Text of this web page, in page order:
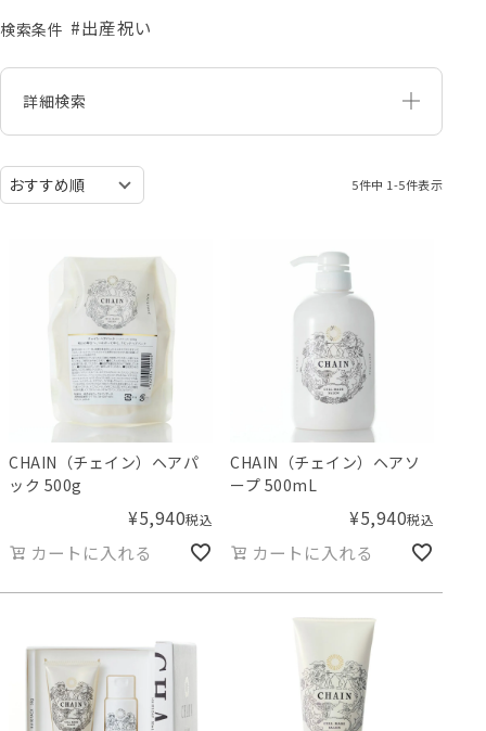
検索条件 #出産祝い
詳細検索
5件中 1-5件表示
CHAIN（チェイン）ヘアパ
ック 500g
¥5,940税込
カートに入れる
CHAIN（チェイン）ヘアソ
ープ 500mL
¥5,940税込
カートに入れる